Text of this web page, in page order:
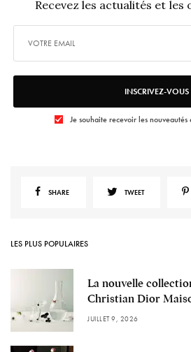
Recevez les actualités et les
INSCRIVEZ-VOUS
Je souhaite recevoir les nouveautés
SHARE TWEET
LES PLUS POPULAIRES
La nouvelle
Christian Dior
JUILLET 9, 2026